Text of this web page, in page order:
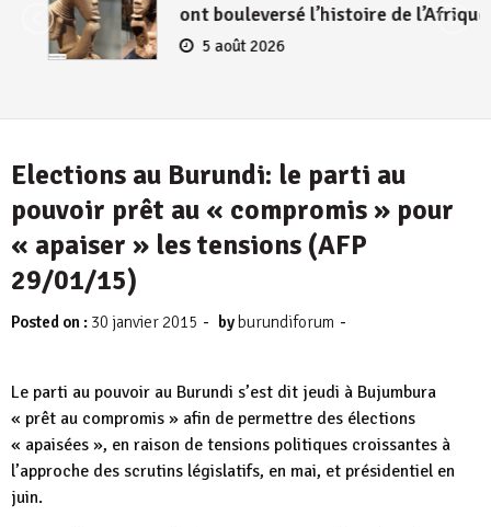
ont bouleversé l’histoire de l’Afrique
5 août 2026
Elections au Burundi: le parti au
pouvoir prêt au « compromis » pour
« apaiser » les tensions (AFP
29/01/15)
Posted on : 30 janvier 2015 - by burundiforum -
Le parti au pouvoir au Burundi s’est dit jeudi à Bujumbura
« prêt au compromis » afin de permettre des élections
« apaisées », en raison de tensions politiques croissantes à
l’approche des scrutins législatifs, en mai, et présidentiel en
juin.